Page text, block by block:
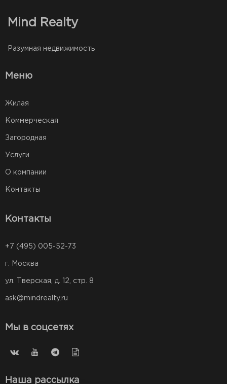
Mind Realty
Разумная недвижимость
Меню
Жилая
Коммерческая
Загородная
Услуги
О компании
Контакты
Контакты
+7 (495) 005-52-73
г. Москва
ул. Тверская, д. 12, стр. 8
ask@mindrealty.ru
Мы в соцсетях
Наша рассылка